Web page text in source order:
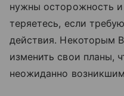
нужны осторожность
теряетесь, если
действия. Некоторым
изменить свои планы,
неожиданно